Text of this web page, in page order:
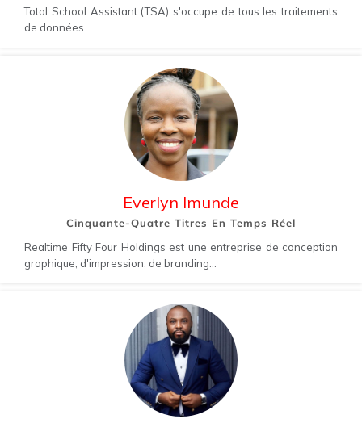
Total School Assistant (TSA) s'occupe de tous les traitements
de données...
Everlyn Imunde
Cinquante-Quatre Titres En Temps Réel
Realtime Fifty Four Holdings est une entreprise de conception
graphique, d'impression, de branding...